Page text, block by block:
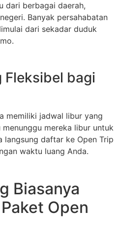
dari berbagai daerah,
Banyak persahabatan
dari sekadar duduk
Fleksibel bagi
memiliki jadwal libur yang
mereka libur untuk
langsung daftar ke Open Trip
waktu luang Anda.
Biasanya
Open